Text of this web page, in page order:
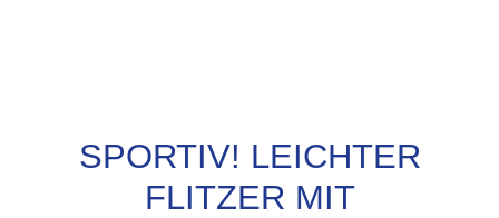
SPORTIV! LEICHTER
FLITZER MIT